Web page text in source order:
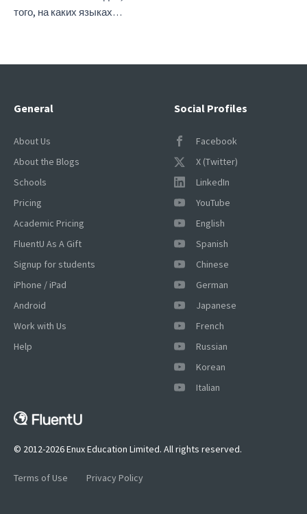
того, на каких языках…
Social Profiles
Facebook
X (Twitter)
LinkedIn
YouTube
English
Spanish
Chinese
German
Japanese
French
Russian
Korean
Italian
General
About Us
About the Blogs
Schools
Pricing
Academic Pricing
FluentU As A Gift
Signup for students
iPhone / iPad
Android
Work with Us
Help
© 2012-2026 Enux Education Limited. All rights reserved.
Terms of Use Privacy Policy
×
This website uses cookies
This website uses cookies to improve user
experience. By using our website you
our Cookie Policy.Read more
ACCEPT